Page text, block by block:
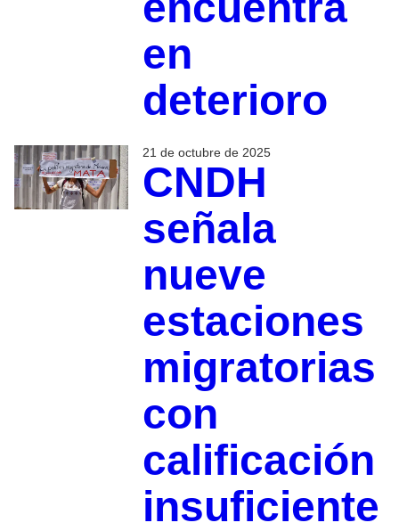
en
deterioro
21 de octubre de 2025
CNDH
señala
nueve
estaciones
migratorias
con
calificación
insuficiente